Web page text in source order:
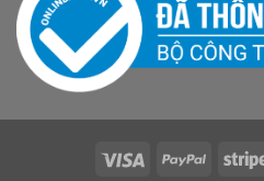
Visa PayPal